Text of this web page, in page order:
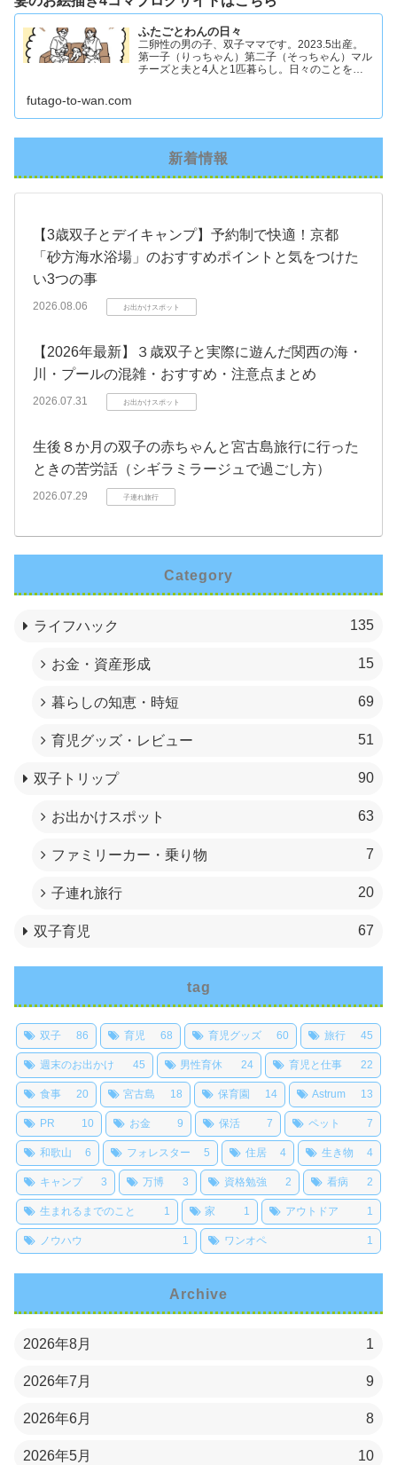
ふたごとわんの日々
二卵性の男の子、双子ママです。2023.5出産。
第一子（りっちゃん）第二子（そっちゃん）マル
チーズと夫と4人と1匹暮らし。日々のことを忘
futago-to-wan.com
新着情報
【3歳双子とデイキャンプ】予約制で快適！京都
「砂方海水浴場」のおすすめポイントと気をつけた
い3つの事
2026.08.06 お出かけスポット
【2026年最新】３歳双子と実際に遊んだ関西の海・
川・プールの混雑・おすすめ・注意点まとめ
2026.07.31 お出かけスポット
生後８か月の双子の赤ちゃんと宮古島旅行に行った
ときの苦労話（シギラミラージュで過ごし方）
2026.07.29 子連れ旅行
Category
ライフハック 135
お金・資産形成 15
暮らしの知恵・時短 69
育児グッズ・レビュー 51
双子トリップ 90
お出かけスポット 63
ファミリーカー・乗り物 7
子連れ旅行 20
双子育児 67
tag
双子 86 育児 68 育児グッズ 60 旅行 45
週末のお出かけ 45 男性育休 24 育児と仕事 22
食事 20 宮古島 18 保育園 14 Astrum 13
PR 10 お金 9 保活 7 ペット 7
和歌山 6 フォレスター 5 住居 4 生き物 4
キャンプ 3 万博 3 資格勉強 2 看病 2
生まれるまでのこと 1 家 1 アウトドア 1
ノウハウ 1 ワンオペ 1
Archive
2026年8月 1
2026年7月 9
2026年6月 8
2026年5月 10